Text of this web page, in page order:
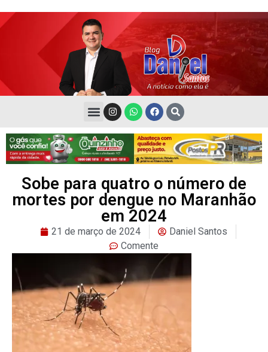
Sobe para quatro o número de
mortes por dengue no Maranhão
em 2024
21 de março de 2024
Daniel Santos
Comente